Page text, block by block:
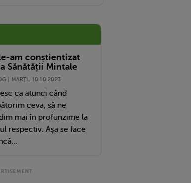
am conștientizat
Sănătății Mintale
| MARŢI, 10.10.2023
ca atunci când
ceva, să ne
mai în profunzime la
respectiv. Așa se face